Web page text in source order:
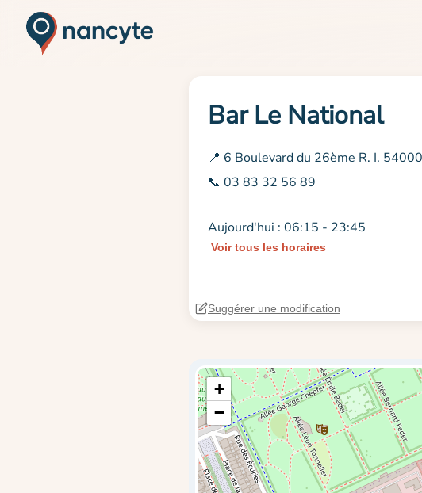
Bar Le National
📍 6 Boulevard du 26ème R. I.
📞 03 83 32 56 89
Aujourd'hui : 06:15 - 23:45
Voir tous les horaires
Suggérer une modification
+
−